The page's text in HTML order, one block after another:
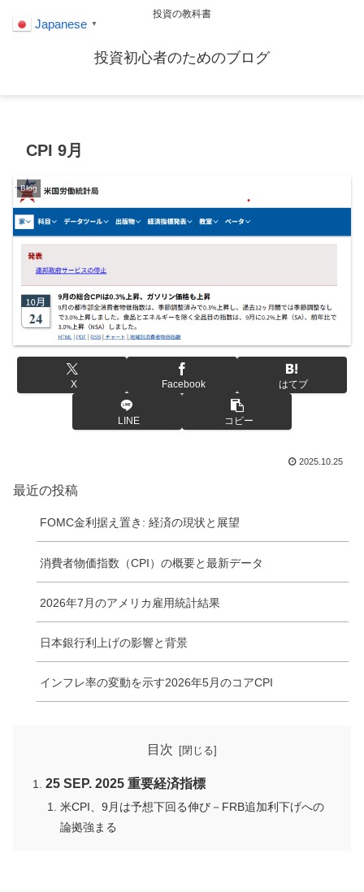
投資の教科書
投資初心者のためのブログ
CPI 9月
Blog
X Facebook はてブ
LINE コピー
2025.10.25
最近の投稿
FOMC金利据え置き: 経済の現状と展望
消費者物価指数（CPI）の概要と最新データ
2026年7月のアメリカ雇用統計結果
日本銀行利上げの影響と背景
インフレ率の変動を示す2026年5月のコアCPI
目次
25 SEP. 2025 重要経済指標
米CPI、9月は予想下回る伸び－FRB追加利下げへの
論拠強まる
Japanese ▼